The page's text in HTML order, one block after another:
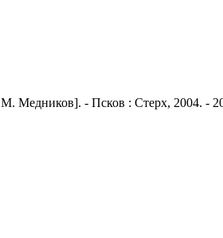
Медников]. - Псков : Стерх, 2004. -